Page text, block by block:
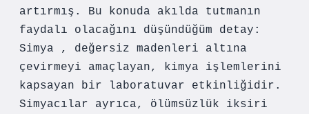
artırmış. Bu konuda akılda tutmanın
faydalı olacağını düşündüğüm detay:
Simya , değersiz madenleri altına
çevirmeyi amaçlayan, kimya işlemlerini
kapsayan bir laboratuvar etkinliğidir.
Simyacılar ayrıca, ölümsüzlük iksiri